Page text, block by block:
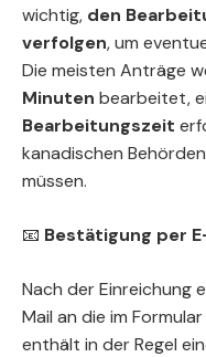
wichtig, den
verfolgen, um
Die meisten Anträge
Minuten bearbeitet,
Bearbeitungszeit
kanadischen
müssen.
📧 Bestätigung per
Nach der Einreichung
Mail an die im
enthält in der Regel